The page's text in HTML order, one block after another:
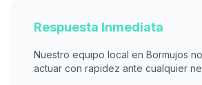
Respuesta Inmediata
Nuestro equipo local en Bormujos
actuar con rapidez ante cualquier